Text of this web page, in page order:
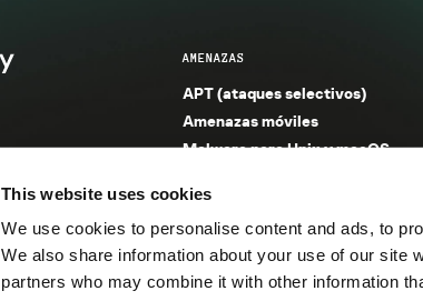
This website uses cookies
We use cookies to personalise content and ads, to
We also share information about your use of our site
partners who may combine it with other information
AMENAZAS
APT (ataques selectivos)
Amenazas móviles
Malware para Unix y macOS
Entorno seguro (IoT)
Amenazas financieras
Amenazas industriales
Spam y phishing